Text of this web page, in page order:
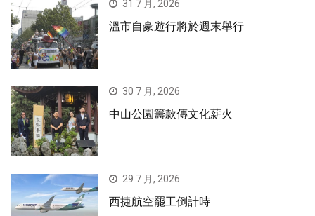
31 7 月, 2026
溫市自豪遊行將於週末舉行
30 7 月, 2026
中山公園籌款傳文化薪火
29 7 月, 2026
西捷航空罷工倒計時